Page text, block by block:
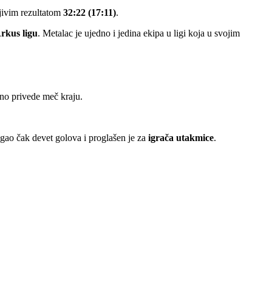
rezultatom 32:22 (17:11).
ligu. Metalac je ujedno i jedina ekipa u ligi koja u svojim
privede meč kraju.
čak devet golova i proglašen je za igrača utakmice.